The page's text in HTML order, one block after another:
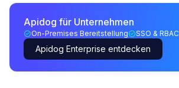
Apidog für Unternehmen
On-Premises Bereitstellung SSO & RBAC
Apidog Enterprise entdecken